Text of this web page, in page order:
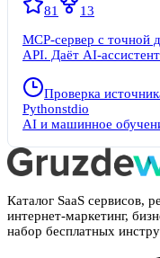
81
13
MCP-сервер с точной
API. Даёт AI-
обучающих данных.
правильные
актуальные методы без
установки Unreal
базу для вашей
локально. Базы
неделю.
Проверка
Pythonstdio
AI и машинное
Каталог SaaS сервисов,
интернет-маркетинг,
набор бесплатных